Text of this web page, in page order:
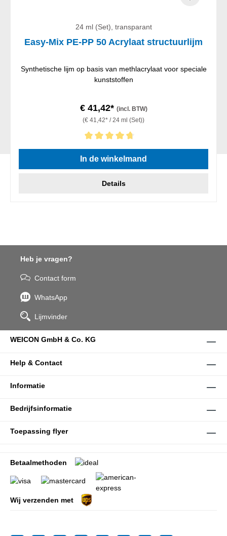
24 ml (Set), transparant
Easy-Mix PE-PP 50 Acrylaat structuurlijm
Synthetische lijm op basis van methlacrylaat voor speciale
kunststoffen
€ 41,42* (incl. BTW)
(€ 41,42* / 24 ml (Set))
Gemiddelde waardering van 4.67 van 5 sterren
In de winkelmand
Details
Heb je vragen?
Contact form
WhatsApp
Lijmvinder
WEICON GmbH & Co. KG
Help & Contact
Informatie
Bedrijfsinformatie
Toepassing flyer
Betaalmethoden
Wij verzenden met